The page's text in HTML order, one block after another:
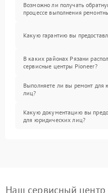
Возможно ли получать
процессе выполнения
Какую гарантию вы
В каких районах Рязани
сервисные центры Pioneer?
Выполняете ли вы ремонт для
лиц?
Какую документацию вы
для юридических лиц?
Наш сервисный